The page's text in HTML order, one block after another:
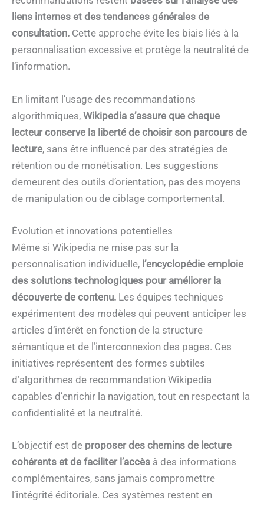
liens internes et des tendances générales de
consultation. Cette approche évite les biais liés à la
personnalisation excessive et protège la neutralité de
l’information.
En limitant l’usage des recommandations
algorithmiques, Wikipedia s’assure que chaque
lecteur conserve la liberté de choisir son parcours de
lecture, sans être influencé par des stratégies de
rétention ou de monétisation. Les suggestions
demeurent des outils d’orientation, pas des moyens
de manipulation ou de ciblage comportemental.
Évolution et innovations potentielles
Même si Wikipedia ne mise pas sur la
personnalisation individuelle, l’encyclopédie emploie
des solutions technologiques pour améliorer la
découverte de contenu. Les équipes techniques
expérimentent des modèles qui peuvent anticiper les
articles d’intérêt en fonction de la structure
sémantique et de l’interconnexion des pages. Ces
initiatives représentent des formes subtiles
d’algorithmes de recommandation Wikipedia
capables d’enrichir la navigation, tout en respectant la
confidentialité et la neutralité.
L’objectif est de proposer des chemins de lecture
cohérents et de faciliter l’accès à des informations
complémentaires, sans jamais compromettre
l’intégrité éditoriale. Ces systèmes restent en